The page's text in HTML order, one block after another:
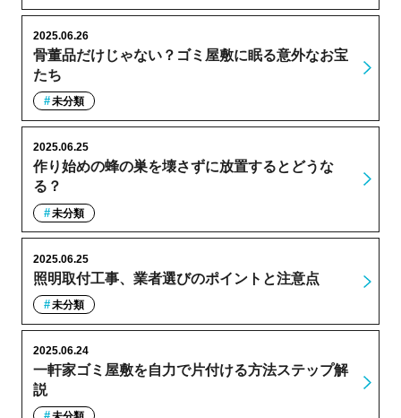
骨董品だけじゃない？ゴミ屋敷に眠る意外なお宝
たち
2025.06.26
未分類
作り始めの蜂の巣を壊さずに放置するとどうな
る？
2025.06.25
未分類
照明取付工事、業者選びのポイントと注意点
2025.06.25
未分類
一軒家ゴミ屋敷を自力で片付ける方法ステップ解
説
2025.06.24